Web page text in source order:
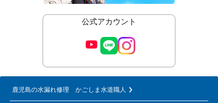
公式アカウント
鹿児島の水漏れ修理 かごしま水道職人